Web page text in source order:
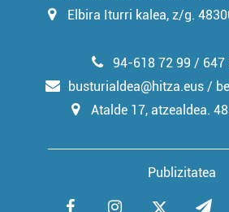
Elbira Iturri kalea, z/g.
Publizitatea
94-618 72 99 / 647
busturialdea@hitza.eus /
Atalde 17, atzealdea.